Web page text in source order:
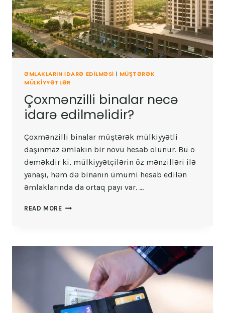
ƏMLAKLARIN IDARƏ EDILMƏSI | MÜŞTƏRƏK
MÜLKIYYƏTLƏR
Çoxmənzilli binalar necə
idarə edilməlidir?
Çoxmənzilli binalar müştərək mülkiyyətli
daşınmaz əmlakın bir növü hesab olunur. Bu o
deməkdir ki, mülkiyyətçilərin öz mənzilləri ilə
yanaşı, həm də binanın ümumi hesab edilən
əmlaklarında da ortaq payı var. …
READ MORE ÇOXMƏNZILLI
EDILMƏLIDIR?